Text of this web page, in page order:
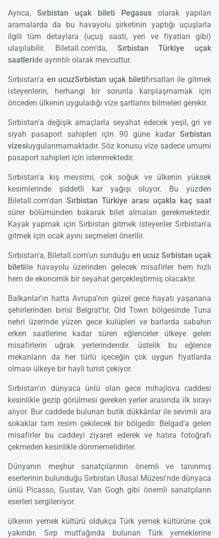
Ayrıca, Sırbistan uçak bileti Pegasus olarak yapılan
aramalarda da bu havayolu şirketinin yaptığı uçuşlarla
ilgili tüm detaylara (uçuş saati, yeri ve fiyatları gibi)
ulaşılabilir. Biletall.com'da, Sırbistan Türkiye uçak
saatleride ayrıntılı olarak mevcuttur.
Sırbistan'a en ucuzSırbistan uçak biletifırsatları ile gitmek
isteyenlerin, herhangi bir sorunla karşılaşmamak için
önceden ülkenin uyguladığı vize şartlarını bilmeleri gerekir.
Sırbistan'a değişik amaçlarla seyahat edecek yeşil, gri ve
siyah pasaport sahipleri için 90 güne kadar Sırbistan
vizesiuygulanmamaktadır. Söz konusu vize sadece umumi
pasaport sahipleri için istenmektedir.
Sırbistan'a kış mevsimi, çok soğuk ve ülkenin yüksek
kesimlerinde şiddetli kar yağışı oluyor. Bu yüzden
Biletall.com'dan Sırbistan Türkiye arası uçakla kaç saat
sürer bölümünden bakarak bilet almaları gerekmektedir.
Kayak yapmak için Sırbistan gitmek isteyenler Sırbistan'a
gitmek için ocak ayını seçmeleri önerilir.
Sırbistan'a, Biletall.com'un sunduğu en ucuz Sırbistan uçak
biletiile havayolu üzerinden gelecek misafirler hem hızlı
hem de ekonomik bir seyahat gerçekleştirmiş olacaktır.
Balkanlar'ın hatta Avrupa'nın güzel gece hayatı yaşanana
şehirlerinden birisi Belgrat'tır, Old Town bölgesinde Tuna
nehri üzerinde yüzen gece kulüpleri ve barlarda sabahın
erken saatlerine kadar süren eğlenceler ülkeye gelen
misafirlerin uğrak yerlerindendir. üstelik bu eğlence
mekanların da her türlü içeceğin çok uygun fiyatlarda
olması ülkeye bir hayli turist çekiyor.
Sırbistan'ın dünyaca ünlü olan gece mihajlova caddesi
kesinlikle gezip görülmesi gereken yerler arasında ilk sırayı
alıyor. Bur caddede bulunan butik dükkânlar ile sevimli ara
sokaklar tam resim çekilecek bir bölgedir. Belgad'a gelen
misafirler bu caddeyi ziyaret ederek ve hatıra fotoğrafı
çekmeden kesinlikle dönmemelidirler.
Dünyanın meşhur sanatçılarının önemli ve tanınmış
eserlerinin bulunduğu Sırbistan Ulusal Müzesi'nde dünyaca
ünlü Picasso, Gustav, Van Gogh gibi önemli sanatçıların
eserleri sergileniyor.
ülkenin yemek kültürü oldukça Türk yemek kültürüne çok
yakındır. Sırp mutfağında bulunan Türk yemeklerine